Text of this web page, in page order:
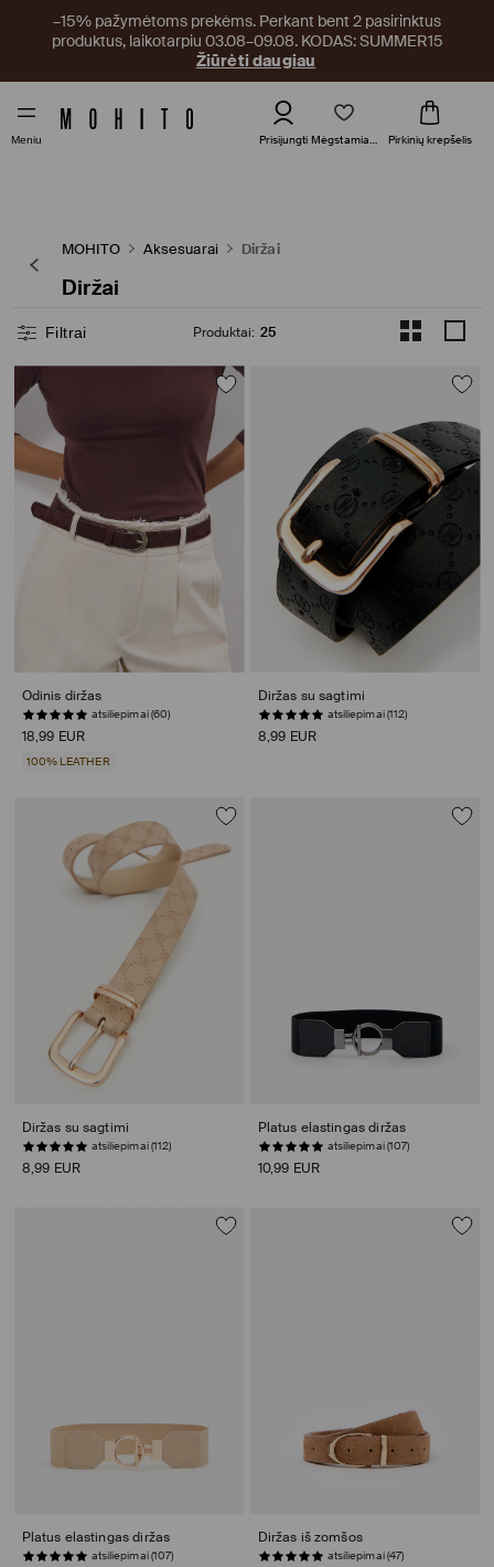
–15% pažymėtoms prekėms. Perkant bent 2 pasirinktus
produktus, laikotarpiu 03.08–09.08. KODAS: SUMMER15
Žiūrėti daugiau
Meniu Prisijungti Pirkinių krepšelis
MOHITO Aksesuarai Diržai
Diržai
Filtrai Produktai: 25
Odinis diržas
atsiliepimai (60)
18,99 EUR
100% LEATHER
Diržas su sagtimi
atsiliepimai (112)
8,99 EUR
Diržas su sagtimi
atsiliepimai (112)
8,99 EUR
Platus elastingas diržas
atsiliepimai (107)
10,99 EUR
Platus elastingas diržas
atsiliepimai (107)
Diržas iš zomšos
atsiliepimai (47)